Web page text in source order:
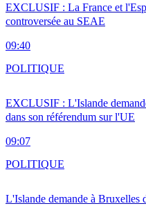
EXCLUSIF : La France et
controversée au SEAE
09:40
EXCLUSIF : L'Islande
dans son référendum sur l'UE
09:07
POLITIQUE
L'Islande demande à Bruxelles
POLITIQUE